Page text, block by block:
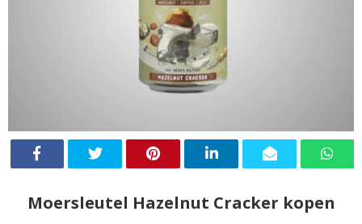
Moersleutel Hazelnut Cracker kopen